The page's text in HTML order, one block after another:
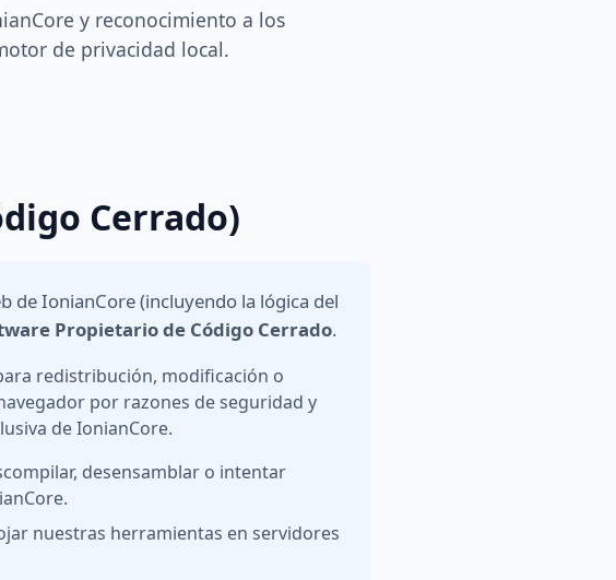
y reconocimiento a los
de privacidad local.
Cerrado)
de IonianCore (incluyendo la lógica del
Propietario de Código Cerrado.
redistribución, modificación o
por razones de seguridad y
de IonianCore.
desensamblar o intentar
nuestras herramientas en servidores